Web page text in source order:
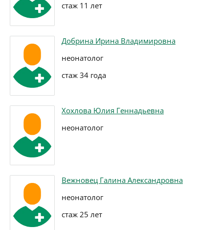
стаж 11 лет
Добрина Ирина Владимировна
неонатолог
стаж 34 года
Хохлова Юлия Геннадьевна
неонатолог
Вежновец Галина Александровна
неонатолог
стаж 25 лет